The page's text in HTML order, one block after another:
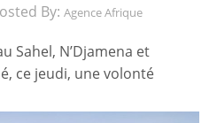
By: Agence Afrique
Sahel, N’Djamena et
ce jeudi, une volonté